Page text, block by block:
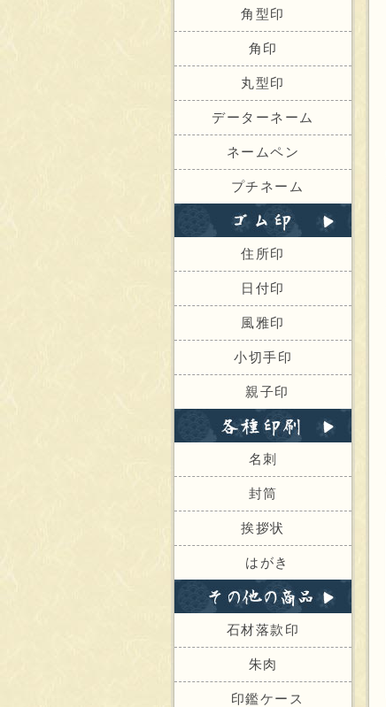
角型印
角印
丸型印
データーネーム
ネームペン
プチネーム
住所印
日付印
風雅印
小切手印
親子印
名刺
封筒
挨拶状
はがき
石材落款印
朱肉
印鑑ケース